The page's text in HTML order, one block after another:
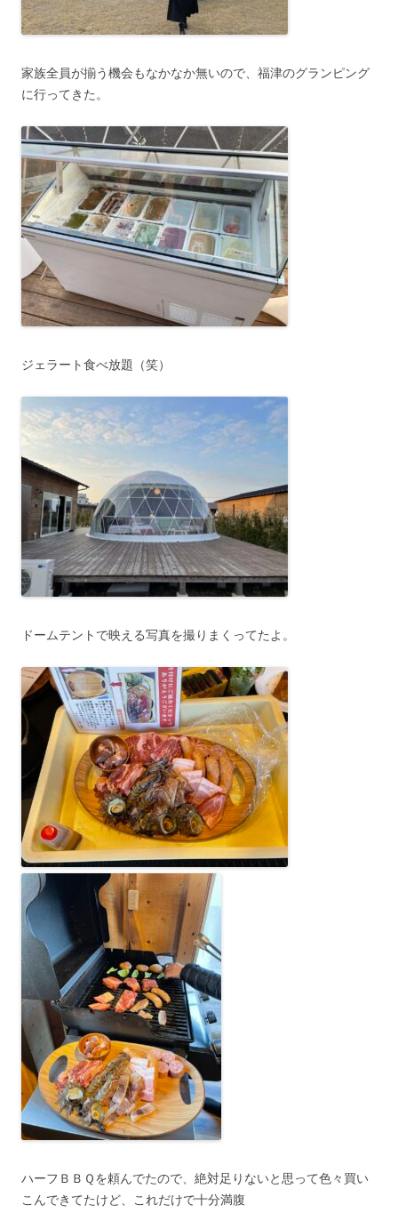
家族全員が揃う機会もなかなか無いので、福津のグランピング
に行ってきた。
ジェラート食べ放題（笑）
ドームテントで映える写真を撮りまくってたよ。
ハーフＢＢＱを頼んでたので、絶対足りないと思って色々買い
こんできてたけど、これだけで十分満腹